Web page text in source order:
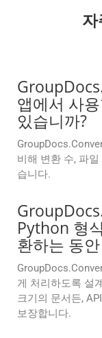
앱에서 사
있습니까?
비해 변환 수, 파
습니다.
Python 형
환하는 동
게 처리하도록 설
크기의 문서든,
보장합니다.